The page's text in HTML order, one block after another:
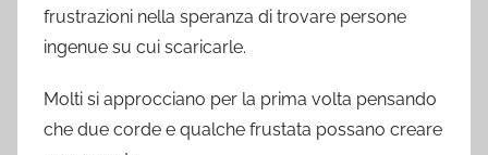
frustrazioni nella speranza di trovare persone
ingenue su cui scaricarle.
Molti si approcciano per la prima volta pensando
che due corde e qualche frustata possano creare